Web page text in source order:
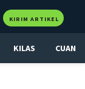
KIRIM ARTIKEL
KILAS CUAN